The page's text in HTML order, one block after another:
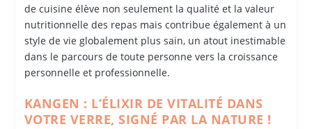
de cuisine élève non seulement la qualité et la valeur
nutritionnelle des repas mais contribue également à un
style de vie globalement plus sain, un atout inestimable
dans le parcours de toute personne vers la croissance
personnelle et professionnelle.
KANGEN : L’ÉLIXIR DE VITALITÉ DANS
VOTRE VERRE, SIGNÉ PAR LA NATURE !